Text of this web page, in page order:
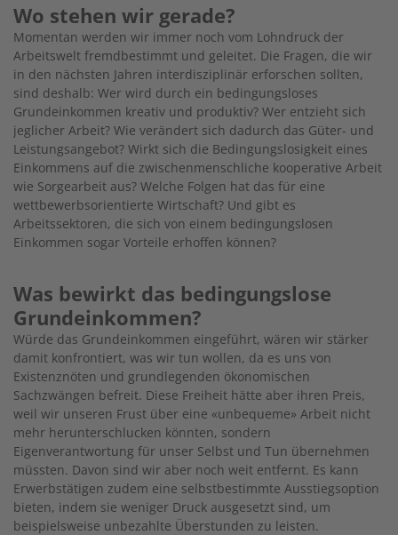
Wo stehen wir gerade?
Momentan werden wir immer noch vom Lohndruck der
Arbeitswelt fremdbestimmt und geleitet. Die Fragen, die wir
in den nächsten Jahren interdisziplinär erforschen sollten,
sind deshalb: Wer wird durch ein bedingungsloses
Grundeinkommen kreativ und produktiv? Wer entzieht sich
jeglicher Arbeit? Wie verändert sich dadurch das Güter- und
Leistungsangebot? Wirkt sich die Bedingungslosigkeit eines
Einkommens auf die zwischenmenschliche kooperative Arbeit
wie Sorgearbeit aus? Welche Folgen hat das für eine
wettbewerbsorientierte Wirtschaft? Und gibt es
Arbeitssektoren, die sich von einem bedingungslosen
Einkommen sogar Vorteile erhoffen können?
Was bewirkt das bedingungslose
Grundeinkommen?
Würde das Grundeinkommen eingeführt, wären wir stärker
damit konfrontiert, was wir tun wollen, da es uns von
Existenznöten und grundlegenden ökonomischen
Sachzwängen befreit. Diese Freiheit hätte aber ihren Preis,
weil wir unseren Frust über eine «unbequeme» Arbeit nicht
mehr herunterschlucken könnten, sondern
Eigenverantwortung für unser Selbst und Tun übernehmen
müssten. Davon sind wir aber noch weit entfernt. Es kann
Erwerbstätigen zudem eine selbstbestimmte Ausstiegsoption
bieten, indem sie weniger Druck ausgesetzt sind, um
beispielsweise unbezahlte Überstunden zu leisten.